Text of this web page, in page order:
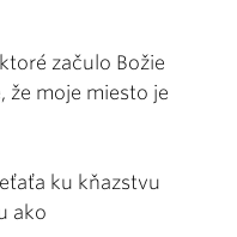
začulo Božie
že moje miesto je
ku kňazstvu
ako